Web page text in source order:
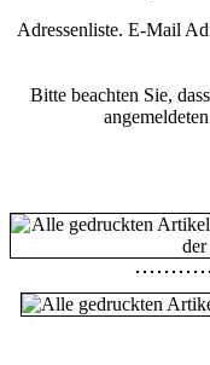
Adressenliste. E-Mail
Bitte beachten Sie,